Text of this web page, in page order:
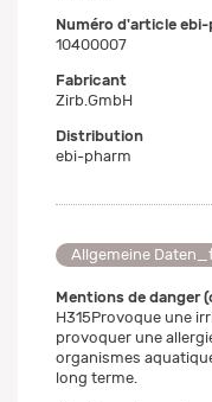
Numéro d'article ebi-
10400007
Fabricant
Zirb.GmbH
Distribution
ebi-pharm
Allgemeine
Mentions de danger
H315Provoque une
provoquer une
organismes
long terme.